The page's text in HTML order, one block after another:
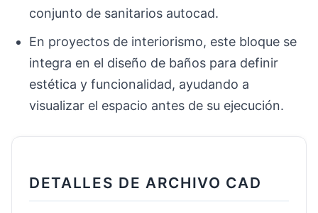
conjunto de sanitarios autocad.
En proyectos de interiorismo, este bloque se
integra en el diseño de baños para definir
estética y funcionalidad, ayudando a
visualizar el espacio antes de su ejecución.
DETALLES DE ARCHIVO CAD